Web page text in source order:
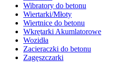
Wibratory do betonu
Wiertarki/Młoty
Wiertnice do betonu
Wkrętarki Akumlatorowe
Wozidła
Zacieraczki do betonu
Zagęszczarki